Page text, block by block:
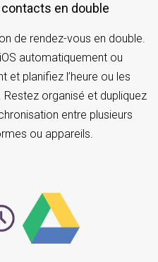
contacts en double
de rendez-vous en double.
automatiquement ou
et planifiez l’heure ou les
organisé et dupliquez
entre plusieurs
ou appareils.